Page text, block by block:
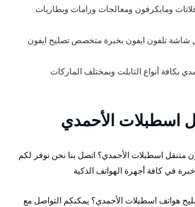
ومايكرفون ومعالجات ورامات وبطاريات
شاشة تلفون ايفون بخبرة متخصص تصليح ايفون
بكافة أنواع التابلت وبمختلف الماركات
اسطبلات الأحمدي
اسطبلات الأحمدي؟ اتصل بنا نحن نوفر لكم
في كافة أجهزة الهواتف الذكية
هواتف اسطبلات الأحمدي؟ يمكنكم التواصل مع